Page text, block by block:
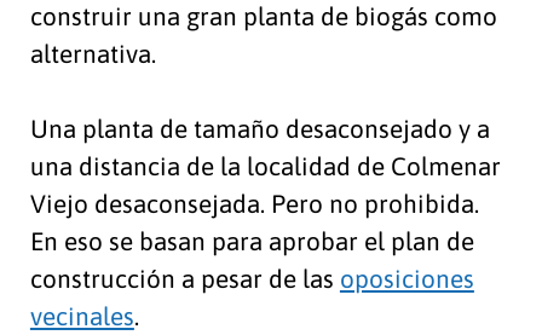
construir una gran planta de biogás como
alternativa.
Una planta de tamaño desaconsejado y a
una distancia de la localidad de Colmenar
Viejo desaconsejada. Pero no prohibida.
En eso se basan para aprobar el plan de
construcción a pesar de las oposiciones
vecinales.